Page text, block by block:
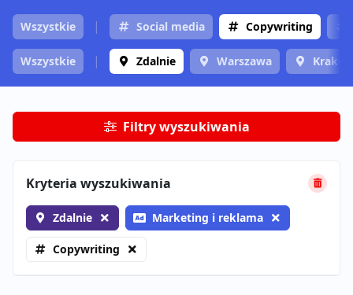
Wszystkie Social media Copywriting
Wszystkie Zdalnie Warszawa
Filtry wyszukiwania
Kryteria wyszukiwania
Zdalnie Marketing i reklama
Copywriting